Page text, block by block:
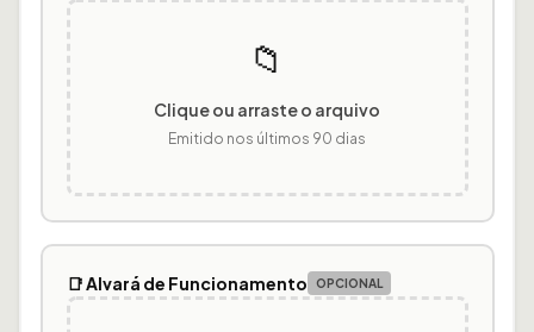
📁
Clique ou arraste o arquivo
Emitido nos últimos 90 dias
📑 Alvará de Funcionamento OPCIONAL